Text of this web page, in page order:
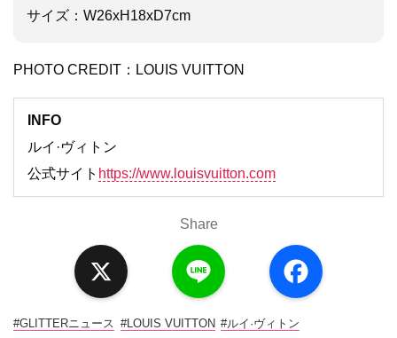
サイズ：W26xH18xD7cm
PHOTO CREDIT：LOUIS VUITTON
INFO
ルイ·ヴィトン
公式サイト https://www.louisvuitton.com
Share
a
c
#GLITTERニュース #LOUIS VUITTON #ルイ·ヴィトン